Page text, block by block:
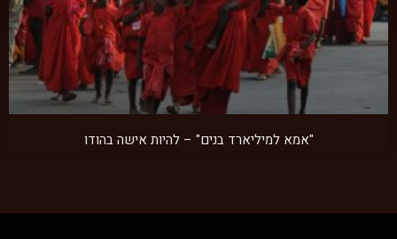
"אמא למיליארד בנים" – להיות אישה בהודו